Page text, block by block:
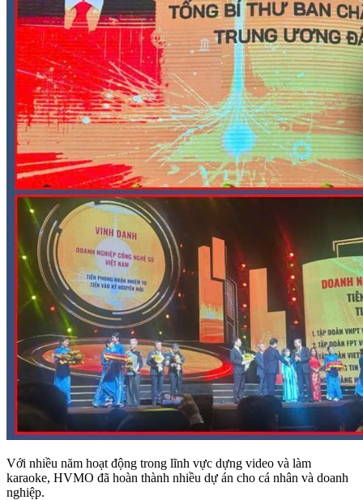
Với nhiều năm hoạt động trong lĩnh vực dựng video và làm
karaoke, HVMO đã hoàn thành nhiều dự án cho cá nhân và doanh
nghiệp.